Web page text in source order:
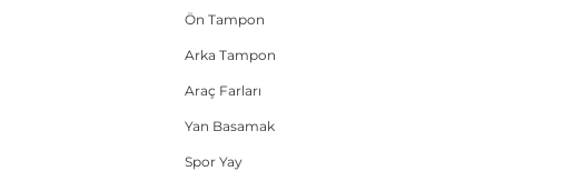
Ön Tampon
Arka Tampon
Araç Farları
Yan Basamak
Spor Yay